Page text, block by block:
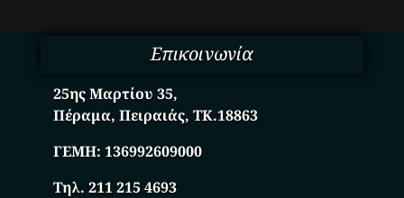
Επικοινωνία
25ης Μαρτίου 35,
Πέραμα, Πειραιάς, ΤΚ.18863
ΓΕΜΗ:136992609000
Τηλ. 211 215 4693